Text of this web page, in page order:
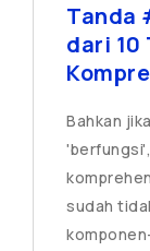
Tanda
dari 10
Bahkan
sudah